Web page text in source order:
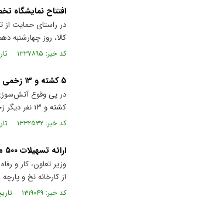
افتتاح نمایشگاه
در راستای حمایت
کالا، روز چهارشنبه دهم دی ماه ۱۴۰۴ در محل نمایشگاه
کد خبر: ۱۳۳۷۸۹۵ تاریخ انتشار : ۱۴۰۴/۱۰/۱۱
۵ کشته و ۱۳ زخمی در آتش‌سوزی انبار در شمال مصر
کشته و ۱۳ نفر دیگر زخمی شدند.
کد خبر: ۱۳۳۲۵۳۲ تاریخ انتشار : ۱۴۰۴/۰۹/۱۳
ارائه تسهیلات ۵۰۰ میلیون تومانی به تولیدکنندگان پوشاک از مهرماه
از کارخانه نخ و
کد خبر: ۱۳۱۹۰۴۹ تاریخ انتشار : ۱۴۰۴/۰۶/۳۰